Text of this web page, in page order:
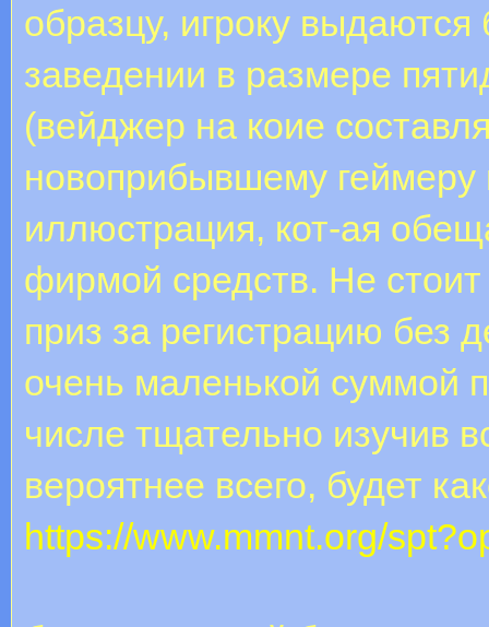
образцу, игроку
заведении в размере
(вейджер на коие
новоприбывшему
иллюстрация, кот-ая
фирмой средств. Не
приз за регистрацию без
очень маленькой суммой
числе тщательно изучив
вероятнее всего, будет
https://www.mmnt.org/